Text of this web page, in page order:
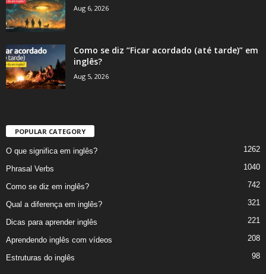
Aug 6, 2026
Como se diz “Ficar acordado (até tarde)” em
inglês?
Aug 5, 2026
POPULAR CATEGORY
O que significa em inglês? 1262
Phrasal Verbs 1040
Como se diz em inglês? 742
Qual a diferença em inglês? 321
Dicas para aprender inglês 221
Aprendendo inglês com vídeos 208
Estruturas do inglês 98